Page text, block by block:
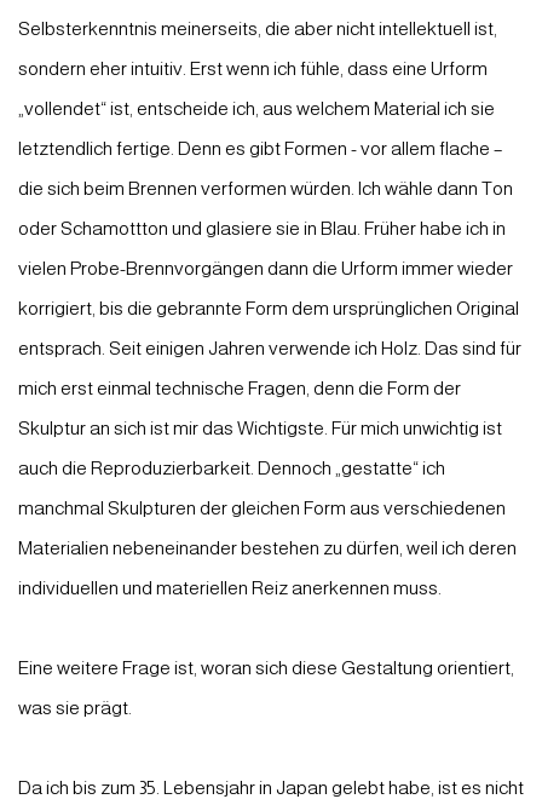
Selbsterkenntnis meinerseits, die aber nicht intellektuell ist,
sondern eher intuitiv. Erst wenn ich fühle, dass eine Urform
„vollendet“ ist, entscheide ich, aus welchem Material ich sie
letztendlich fertige. Denn es gibt Formen - vor allem flache –
die sich beim Brennen verformen würden. Ich wähle dann Ton
oder Schamottton und glasiere sie in Blau. Früher habe ich in
vielen Probe-Brennvorgängen dann die Urform immer wieder
korrigiert, bis die gebrannte Form dem ursprünglichen Original
entsprach. Seit einigen Jahren verwende ich Holz. Das sind für
mich erst einmal technische Fragen, denn die Form der
Skulptur an sich ist mir das Wichtigste. Für mich unwichtig ist
auch die Reproduzierbarkeit. Dennoch „gestatte“ ich
manchmal Skulpturen der gleichen Form aus verschiedenen
Materialien nebeneinander bestehen zu dürfen, weil ich deren
individuellen und materiellen Reiz anerkennen muss.
Eine weitere Frage ist, woran sich diese Gestaltung orientiert,
was sie prägt.
Da ich bis zum 35. Lebensjahr in Japan gelebt habe, ist es nicht